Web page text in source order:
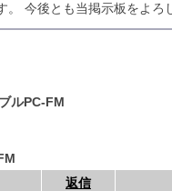
今後とも当掲示板をよろ
ルPC-FM
返信